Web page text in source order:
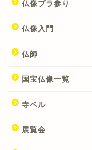
仏像ブラ参り
仏像入門
仏師
国宝仏像一覧
寺ベル
展覧会